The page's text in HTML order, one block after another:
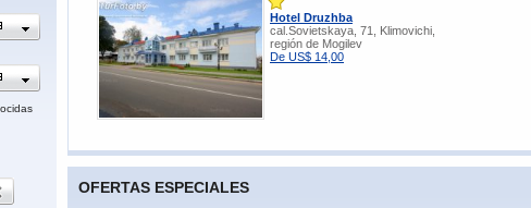
Hotel Druzhba
cal.Sovietskaya, 71, Klimovichi,
región de Mogilev
De US$ 14,00
OFERTAS ESPECIALES